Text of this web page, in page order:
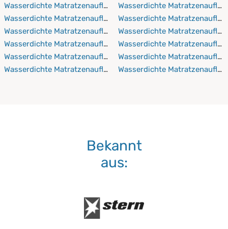
Wasserdichte Matratzenauflagen 120x190 cm
Wasserdichte Matratzenauflagen 120x200 cm
Wasserdichte Matratzenauflagen 120x210 cm
Wasserdichte Matratzenauflagen 120x220 cm
Wasserdichte Matratzenauflagen 130x190 cm
Wasserdichte Matratzenauflagen 130x200 cm
Wasserdichte
Wasserdichte
Wasserdichte
Wasserdichte
Wasserdichte
Wasserdichte
Bekannt
aus: